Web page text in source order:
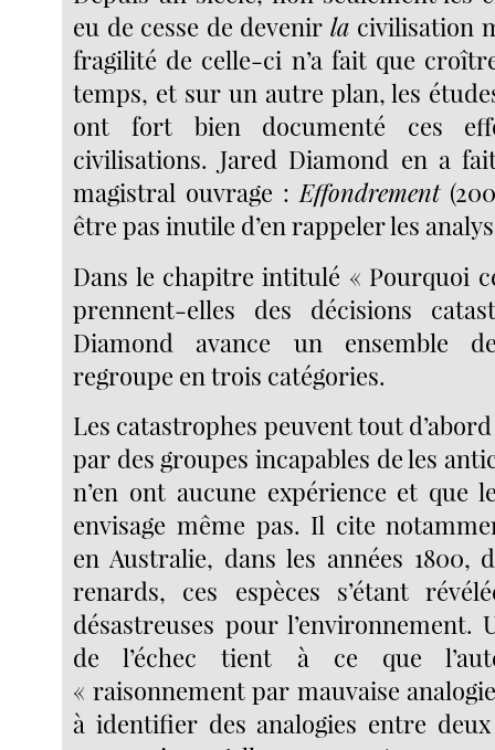
eu de cesse de devenir la civilisation
fragilité de celle-ci n’a fait que
temps, et sur un autre plan, les
ont fort bien documenté ces
civilisations. Jared Diamond en a
magistral ouvrage :Effondrement
être pas inutile d’en rappeler les
Dans le chapitre intitulé « Pourquoi
prennent-elles des décisions
Diamond avance un ensemble
regroupe en trois catégories.
Les catastrophes peuvent tout
par des groupes incapables de les
n’en ont aucune expérience et que
envisage même pas. Il cite
en Australie, dans les années 1800,
renards, ces espèces s’étant
désastreuses pour l’environnement.
de l’échec tient à ce que
« raisonnement par mauvaise
à identifier des analogies entre